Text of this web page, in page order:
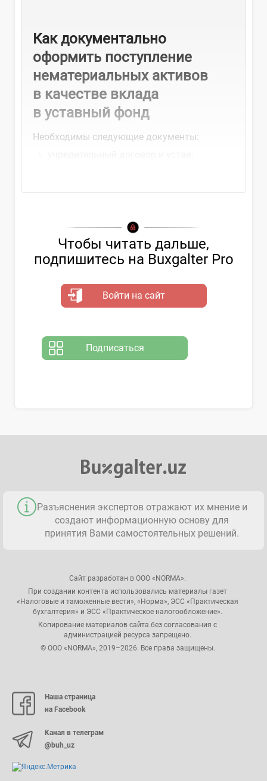
Как документально
оформить поступление
нематериальных активов
в качестве вклада
в уставный фонд
Необходимы следующие документы:
Чтобы читать дальше,
подпишитесь на Buxgalter Pro
Войти на сайт
Подписаться
Разъяснения экспертов отражают их мнение и
создают информационную основу для
принятия Вами самостоятельных решений.
Сайт разработан в ООО «NORMA».
При создании контента использовались материалы газет
«Налоговые и таможенные вести», «Норма», ЭСС «Практическая
бухгалтерия» и ЭСС «Практическое налогообложение».
Копирование материалов сайта без согласования с
администрацией ресурса запрещено.
© ООО «NORMA», 2019–2026. Все права защищены.
Наша страница
на Facebook
Канал в телеграм
@buh_uz